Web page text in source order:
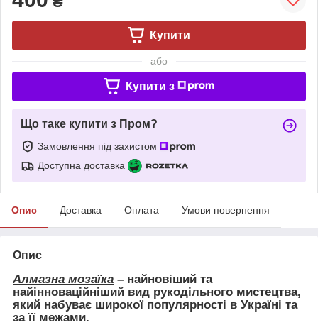
Купити
або
Купити з
Що таке купити з Пром?
Замовлення під захистом
Доступна доставка
Опис Доставка Оплата Умови повернення
Опис
Алмазна мозаїка – найновіший та
найінноваційніший вид рукодільного мистецтва,
який набуває широкої популярності в Україні та
за її межами.